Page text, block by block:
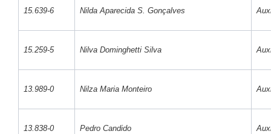
15.639-6 Nilda Aparecida S. Gonçalves
15.259-5 Nilva Dominghetti Silva
13.989-0 Nilza Maria Monteiro
13.838-0 Pedro Candido